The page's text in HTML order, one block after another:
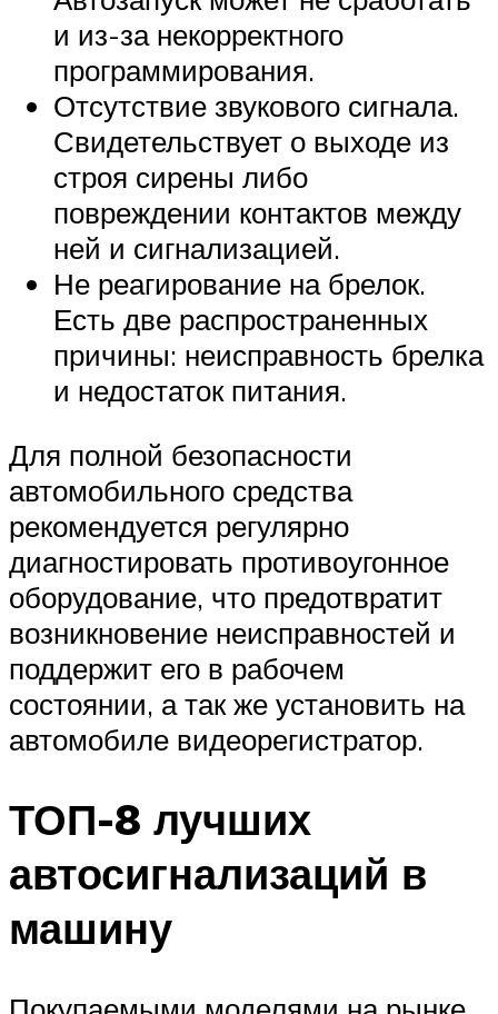
и из-за некорректного
программирования.
Отсутствие звукового сигнала.
Свидетельствует о выходе из
строя сирены либо
повреждении контактов между
ней и сигнализацией.
Не реагирование на брелок.
Есть две распространенных
причины: неисправность брелка
и недостаток питания.
Для полной безопасности
автомобильного средства
рекомендуется регулярно
диагностировать противоугонное
оборудование, что предотвратит
возникновение неисправностей и
поддержит его в рабочем
состоянии, а так же установить на
автомобиле видеорегистратор.
ТОП-8 лучших
автосигнализаций в
машину